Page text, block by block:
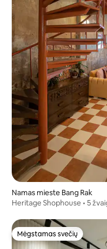
Namas mieste Bang Rak
Heritage Shophouse • 5
Mėgstamas svečių
Mėgstamas svečių